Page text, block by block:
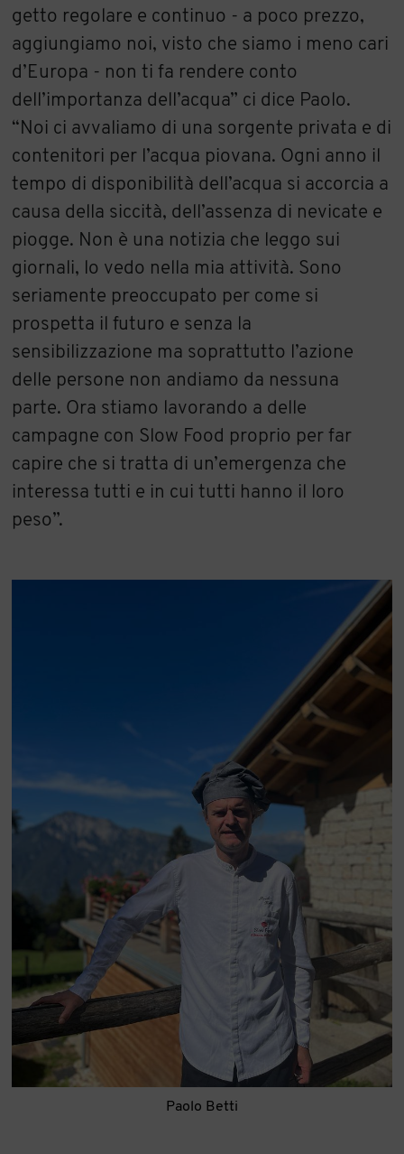
getto regolare e continuo - a poco prezzo,
aggiungiamo noi, visto che siamo i meno cari
d’Europa - non ti fa rendere conto
dell’importanza dell’acqua” ci dice Paolo.
“Noi ci avvaliamo di una sorgente privata e di
contenitori per l’acqua piovana. Ogni anno il
tempo di disponibilità dell’acqua si accorcia a
causa della siccità, dell’assenza di nevicate e
piogge. Non è una notizia che leggo sui
giornali, lo vedo nella mia attività. Sono
seriamente preoccupato per come si
prospetta il futuro e senza la
sensibilizzazione ma soprattutto l’azione
delle persone non andiamo da nessuna
parte. Ora stiamo lavorando a delle
campagne con Slow Food proprio per far
capire che si tratta di un’emergenza che
interessa tutti e in cui tutti hanno il loro
peso”.
Paolo Betti